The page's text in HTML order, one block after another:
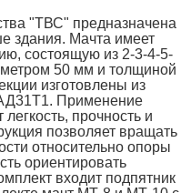
"ТВС" предназначена
здания. Мачта имеет
состоящую из 2-3-4-5-
50 мм и толщиной
изготовлены из
Применение
прочность и
позволяет вращать
относительно опоры
ориентировать
входит подпятник